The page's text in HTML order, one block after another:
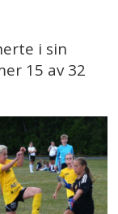
i sin
15 av 32